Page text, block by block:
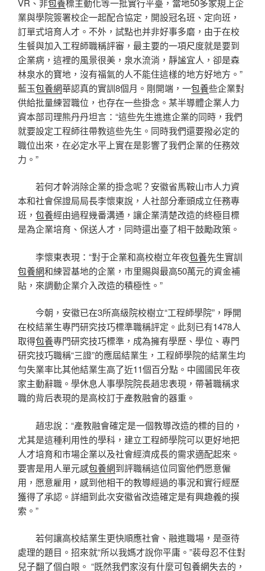
VR、非包養標主動化等一批實行平臺，當地50多家規上企
業與學院簽署校企一起配合協定，開設冠名班、定向班，
訂單式培育人才。不外，試點也并非好事多磨，由于在校
生餐與加入工程師職稱評審，最主要的一項尺度就是要到
企業病，這裡的風景很美，泉水流淌，靜謐宜人，卻是森
林泉水的寶地，沒有福氣的人不能住這樣的地方好地方。”
藍玉包養網華認真的實訓8個月。剛開端，一包養些企業對
供給批量練習職位，也存在一些掛念。某半導體企業人力
資本部司理熊丹丹坦言：“這些先生進進企業的同時，我們
就要設定工程師往帶教這些先生。同時我們還要撥必定的
職位出來，在必定水平上實在是影響了我們企業的任務效
力。”
若何才幹消除企業的掛念呢？安徽省馬鞍山市人力資
本和社會保證局局長李懷東說，人社部分牽頭成立任務專
班， 包養經由過程幾番溝通，讓企業清楚改造的終極目標
是為企業培育、保送人才，同時還出臺了相干鼓勵政策。
李懷東表現：“對于企業和高校樹立年夜包養先生實訓
包養網和練習基地的企業，市里賜與最高50萬元的資金補
貼，來調動企業介入改造的積極性。”
今朝，安徽已在3所高級院校樹立“工程師學院”，睜開
在校結業生專門研究技巧標準職稱評定。此刻已有1478人
取得包養專門研究技巧標準，成為擁有學歷、學位、專門
研究技巧職稱“三證”的應屆結業生，工程師學院的結業生均
勻失業率比其他結業生高了近11個百分點。中國國民年夜
家主動辭職。學休息人事學院院長趙忠表現，帶著職稱求
職的背后表現的是高校訂于產教融會的器重。
趙忠說：“產教融會確定是一個教導改造的標的目的，
尤其是這種利用性的學科，建立工程師學院可以更好地把
人才培育和市場企業以及社會經濟成長的需求適配起來。
要害是用人單元感包養網到評職稱這位同窗他們愿意僱
用，愿意雇用，感到他相干的教導經過的事況和實行經歷
獲得了承認。詳細到此次安徽省改造確定是有興趣義的摸
索。”
若何讓高校結業生更快順應社會、融進職場，是亟待
處理的題目。招來就“所以我媽才說你平庸。”裴母忍不住對
兒子翻了個白眼。 “既然我們家沒有什麼可包養網失去的，